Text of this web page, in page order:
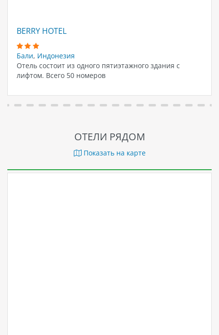
BERRY HOTEL
Бали, Индонезия
Отель состоит из одного пятиэтажного здания с
лифтом. Всего 50 номеров
ОТЕЛИ РЯДОМ
Показать на карте